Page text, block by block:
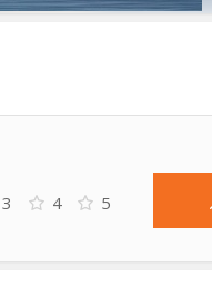
3 4 5